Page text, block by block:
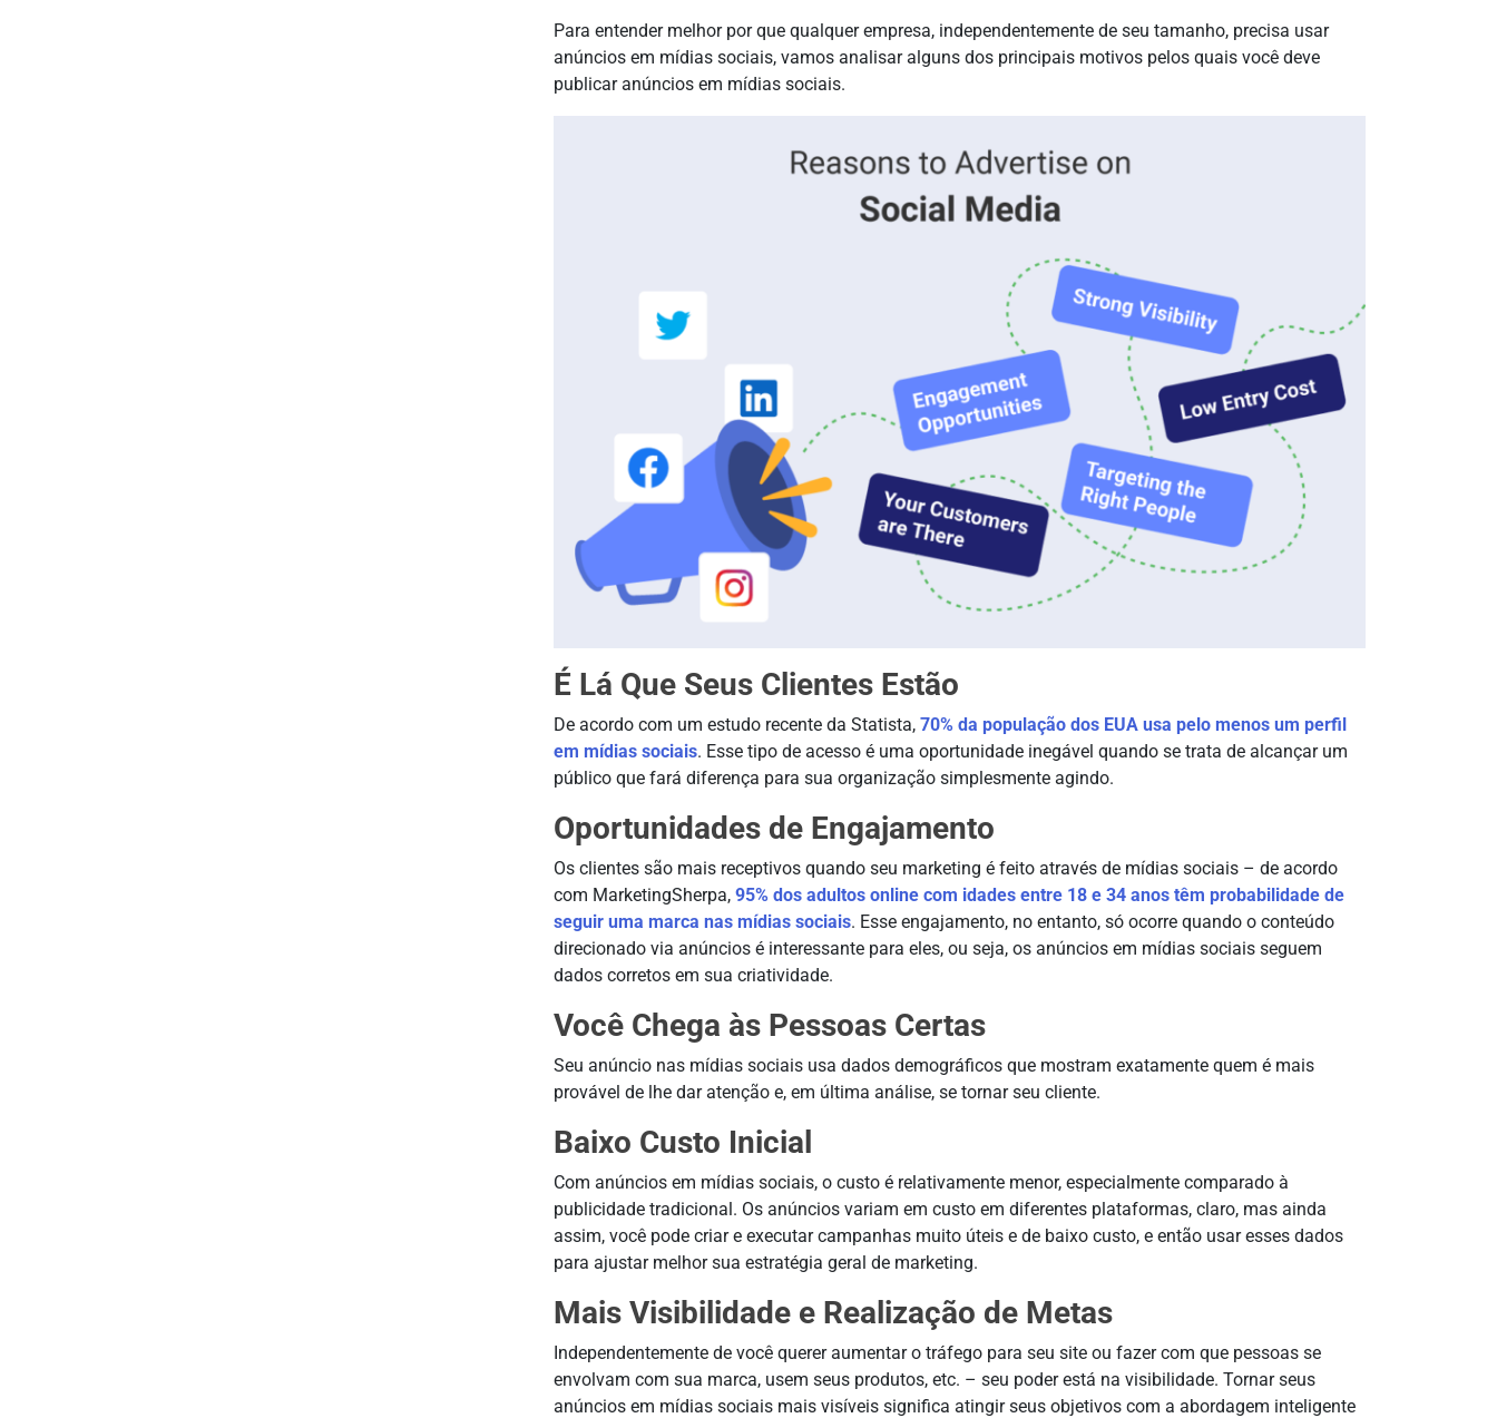
Para entender melhor por que qualquer empresa, independentemente de seu tamanho, precisa usar
anúncios em mídias sociais, vamos analisar alguns dos principais motivos pelos quais você deve
publicar anúncios em mídias sociais.
É Lá Que Seus Clientes Estão
De acordo com um estudo recente da Statista,70% da população dos EUA usa pelo menos um perfil
em mídias sociais. Esse tipo de acesso é uma oportunidade inegável quando se trata de alcançar um
público que fará diferença para sua organização simplesmente agindo.
Oportunidades de Engajamento
Os clientes são mais receptivos quando seu marketing é feito através de mídias sociais – de acordo
com MarketingSherpa,95% dos adultos online com idades entre 18 e 34 anos têm probabilidade de
seguir uma marca nas mídias sociais. Esse engajamento, no entanto, só ocorre quando o conteúdo
direcionado via anúncios é interessante para eles, ou seja, os anúncios em mídias sociais seguem
dados corretos em sua criatividade.
Você Chega às Pessoas Certas
Seu anúncio nas mídias sociais usa dados demográficos que mostram exatamente quem é mais
provável de lhe dar atenção e, em última análise, se tornar seu cliente.
Baixo Custo Inicial
Com anúncios em mídias sociais, o custo é relativamente menor, especialmente comparado à
publicidade tradicional. Os anúncios variam em custo em diferentes plataformas, claro, mas ainda
assim, você pode criar e executar campanhas muito úteis e de baixo custo, e então usar esses dados
para ajustar melhor sua estratégia geral de marketing.
Mais Visibilidade e Realização de Metas
Independentemente de você querer aumentar o tráfego para seu site ou fazer com que pessoas se
envolvam com sua marca, usem seus produtos, etc. – seu poder está na visibilidade. Tornar seus
anúncios em mídias sociais mais visíveis significa atingir seus objetivos com a abordagem inteligente